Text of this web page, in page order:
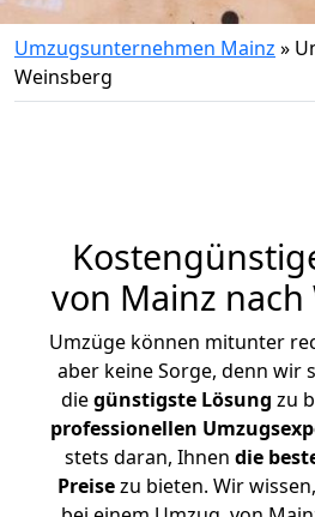
Umzugsunternehmen Mainz »
Weinsberg
von Mainz
Umzüge können mitunter
aber keine Sorge, denn wir
diegünstigste Lösung zu
professionellen
stets daran, Ihnen die
Preisezu bieten. Wir